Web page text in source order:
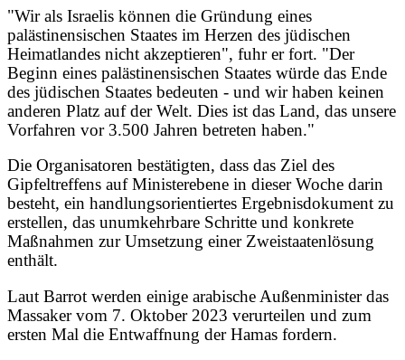
"Wir als Israelis können die Gründung eines
palästinensischen Staates im Herzen des jüdischen
Heimatlandes nicht akzeptieren", fuhr er fort. "Der
Beginn eines palästinensischen Staates würde das Ende
des jüdischen Staates bedeuten - und wir haben keinen
anderen Platz auf der Welt. Dies ist das Land, das unsere
Vorfahren vor 3.500 Jahren betreten haben."
Die Organisatoren bestätigten, dass das Ziel des
Gipfeltreffens auf Ministerebene in dieser Woche darin
besteht, ein handlungsorientiertes Ergebnisdokument zu
erstellen, das unumkehrbare Schritte und konkrete
Maßnahmen zur Umsetzung einer Zweistaatenlösung
enthält.
Laut Barrot werden einige arabische Außenminister das
Massaker vom 7. Oktober 2023 verurteilen und zum
ersten Mal die Entwaffnung der Hamas fordern.